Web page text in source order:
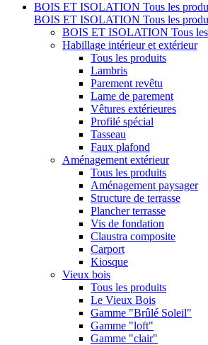
BOIS ET ISOLATION Tous les
BOIS ET ISOLATION Tous les
BOIS ET ISOLATION Tous
Habillage intérieur et extérieur
Tous les produits
Lambris
Parement revêtu
Lame de parement
Vêtures extérieures
Profilé spécial
Tasseau
Faux plafond
Aménagement extérieur
Tous les produits
Aménagement paysager
Structure de terrasse
Plancher terrasse
Vis de fondation
Claustra composite
Carport
Kiosque
Vieux bois
Tous les produits
Le Vieux Bois
Gamme "Brûlé Soleil"
Gamme "loft"
Gamme "clair"